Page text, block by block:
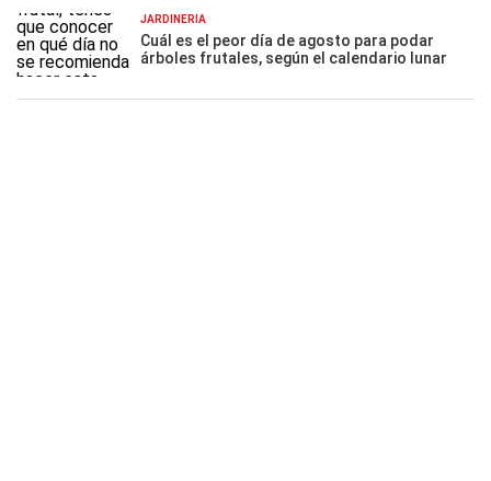
JARDINERÍA
Cuál es el peor día de agosto para podar
árboles frutales, según el calendario lunar